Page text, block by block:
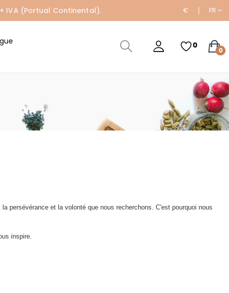
IVA (Portual Continental). € FR
0
0
persévérance et la volonté que nous recherchons. C'est pourquoi nous
inspire.